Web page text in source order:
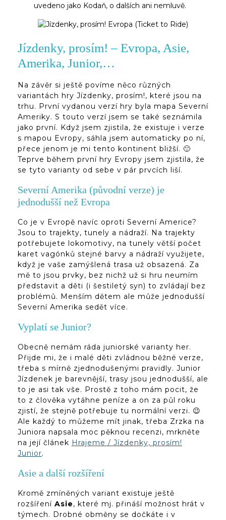
uvedeno jako Kodaň, o dalších ani nemluvě.
Jízdenky, prosím! – Evropa, Asie,
Amerika, Junior,…
Na závěr si ještě povíme něco různých
variantách hry Jízdenky, prosím!, které jsou na
trhu. První vydanou verzí hry byla mapa Severní
Ameriky. S touto verzí jsem se také seznámila
jako první. Když jsem zjistila, že existuje i verze
s mapou Evropy, sáhla jsem automaticky po ní,
přece jenom je mi tento kontinent bližší. 🙂
Teprve během první hry Evropy jsem zjistila, že
se tyto varianty od sebe v pár prvcích liší.
Severní Amerika (původní verze) je
jednodušší než Evropa
Co je v Evropě navíc oproti Severní Americe?
Jsou to trajekty, tunely a nádraží. Na trajekty
potřebujete lokomotivy, na tunely větší počet
karet vagónků stejné barvy a nádraží využijete,
když je vaše zamýšlená trasa už obsazená. Za
mě to jsou prvky, bez nichž už si hru neumím
představit a děti (i šestiletý syn) to zvládají bez
problémů. Menším dětem ale může jednodušší
Severní Amerika sedět více.
Vyplatí se Junior?
Obecně nemám ráda juniorské varianty her.
Přijde mi, že i malé děti zvládnou běžné verze,
třeba s mírně zjednodušenými pravidly. Junior
Jízdenek je barevnější, trasy jsou jednodušší, ale
to je asi tak vše. Prostě z toho mám pocit, že
to z člověka vytáhne peníze a on za půl roku
zjistí, že stejně potřebuje tu normální verzi. 😉
Ale každý to můžeme mít jinak, třeba Zrzka na
Juniora napsala moc pěknou recenzi, mrkněte
na její článek Hrajeme / Jízdenky, prosím!
Junior.
Asie a další rozšíření
Kromě zmíněných variant existuje ještě
rozšíření Asie, které mj. přináší možnost hrát v
týmech. Drobné obměny se dočkáte i v